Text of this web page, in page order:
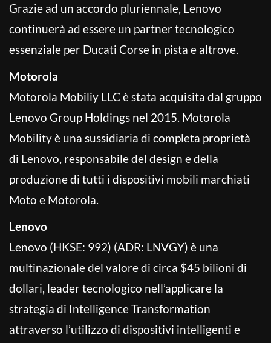
Grazie ad un accordo pluriennale, Lenovo
continuerà ad essere un partner tecnologico
essenziale per Ducati Corse in pista e altrove.
Motorola
Motorola Mobiliy LLC è stata acquisita dal gruppo
Lenovo Group Holdings nel 2015. Motorola
Mobility è una sussidiaria di completa proprietà
di Lenovo, responsabile del design e della
produzione di tutti i dispositivi mobili marchiati
Moto e Motorola.
Lenovo
Lenovo (HKSE: 992) (ADR: LNVGY) è una
multinazionale del valore di circa $45 bilioni di
dollari, leader tecnologico nell’applicare la
strategia di Intelligence Transformation
attraverso l’utilizzo di dispositivi intelligenti e